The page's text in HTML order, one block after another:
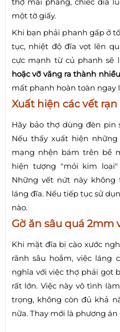
một tờ giấy.
Khi bạn phải phanh gấp ở
tục, nhiệt độ đĩa vọt lên
cực mạnh từ củ phanh sẽ
hoặc vỡ văng ra thành
mất phanh hoàn toàn ngay
Xuất hiện các vết
Hãy bảo thợ dùng đèn pin
Nếu thấy xuất hiện
mạng nhện bám trên bề
hiện tượng "mỏi kim
Những vết nứt này không
láng đĩa. Nếu tiếp tục sử
nào.
Gờ ăn sâu quá 2mm
Khi mặt đĩa bị cào xước
rãnh sâu hoắm, việc láng
nghĩa với việc thợ phải gọt
rất lớn. Việc này vô tình
trọng, không còn đủ khả
nữa. Thay mới là phương án